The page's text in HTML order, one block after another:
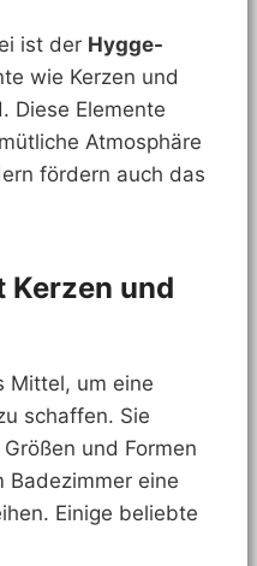
ist der Hygge-
wie Kerzen und
Diese Elemente
Atmosphäre
fördern auch das
Kerzen und
Mittel, um eine
schaffen. Sie
und Formen
Badezimmer eine
Einige beliebte